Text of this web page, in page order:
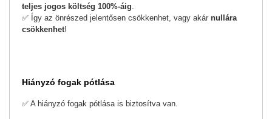
teljes jogos kö ltség 100%-áig
✅ Így az önrészed jelentősen csökkenhet, vagy akár null ára
csökkenhet!
Hiányzó fogak pótlása
✅ A hiányzó fogak pótlása is biztosítva van.